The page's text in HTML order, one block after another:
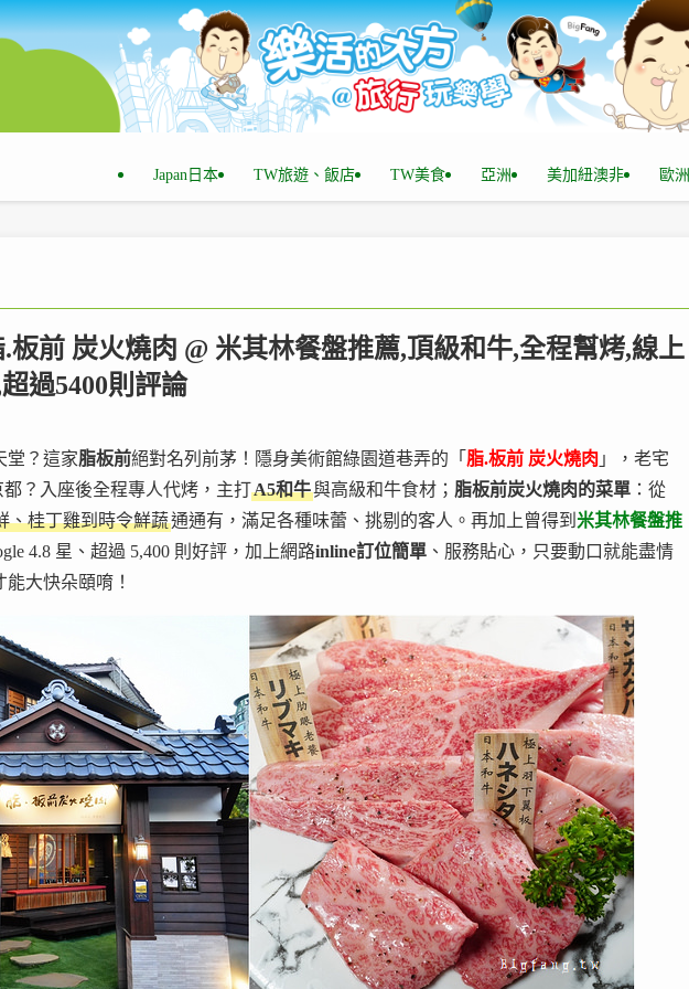
Japan日本 TW旅遊、飯店 TW美食 亞洲 美加紐澳非 歐洲
板前 炭火燒肉 @ 米其林餐盤推薦,頂級和牛,全程幫烤,線上
過5400則評論
堂？這家脂板前絕對名列前茅！隱身美術館綠園道巷弄的「 脂.板前 炭火燒肉 」，老宅
？入座後全程專人代烤，主打A5和牛與高級和牛食材； 脂板前炭火燒肉的菜單 ：從
、桂丁雞到時令鮮蔬通通有，滿足各種味蕾、挑剔的客人。再加上曾得到 米其林餐盤推
4.8 星、超過 5,400 則好評，加上網路inline訂位簡單 、服務貼心，只要動口就能盡情
大快朵頤唷！